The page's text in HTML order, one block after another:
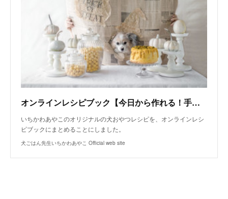
オンラインレシピブック【今日から作れる！手作り犬おやつレシピ】
いちかわあやこのオリジナルの犬おやつレシピを、オンラインレシ
ピブックにまとめることにしました。
犬ごはん先生いちかわあやこ Official web site